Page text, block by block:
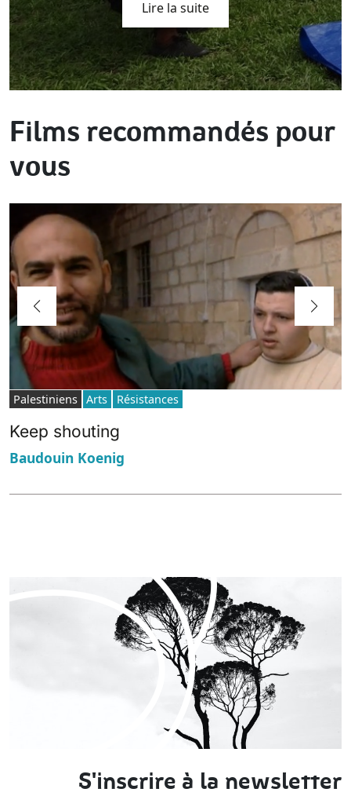
Lire la suite
Films recommandés pour
vous
Palestiniens Arts Résistances
Keep shouting
Baudouin Koenig
S'inscrire à la newsletter